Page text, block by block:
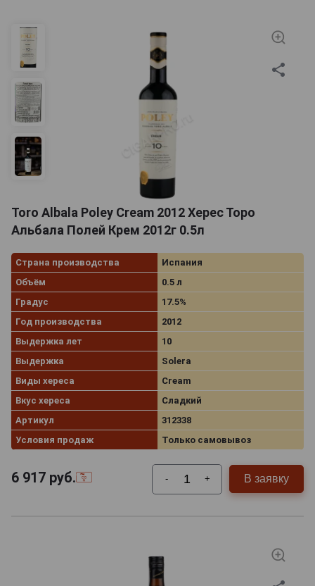
аромат с превалирующими отголосками сигары,
сухофруктов, ванильной сдобы. Во вкусе
чувствуются ноты сушеного абрикоса, сладких
специй, орехов, персика. Его рекомендуется подавать
к столу чуть охлажденным или при комнатной
температуре — от 15 до 20 °C. Херес Cream можно
дегустировать в роли аперитива или с
многочисленными десертами: фруктовыми,
сливочными, шоколадными.
Toro Albala Poley Cream 2012 Херес Торо
Альбала Полей Крем 2012г 0.5л
Страна производства
Испания
Объём
0.5 л
Градус
17.5%
Год производства
2012
Выдержка лет
10
Выдержка
Solera
Виды хереса
Cream
Вкус хереса
Сладкий
Артикул
312338
Условия продаж
Только самовывоз
6 917 руб. - + В заявку